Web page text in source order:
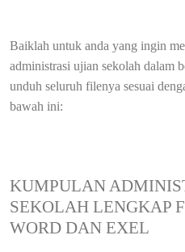
Baiklah untuk anda yang ingin
administrasi ujian sekolah dalam
unduh seluruh filenya sesuai
bawah ini:
KUMPULAN
SEKOLAH LENGKAP
WORD DAN EXEL